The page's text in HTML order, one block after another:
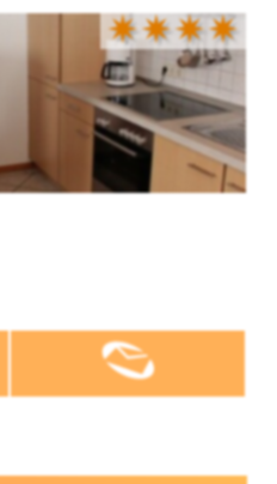
✷✷✷✷